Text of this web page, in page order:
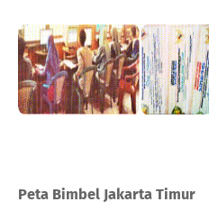
S
T
S
Peta Bimbel Jakarta Timur